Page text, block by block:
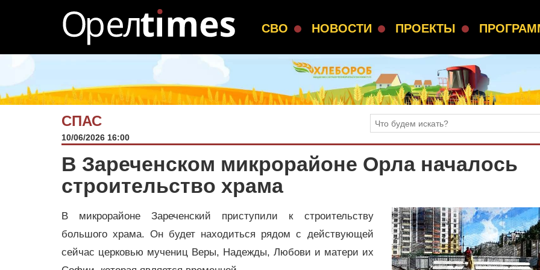
СВО НОВОСТИ ПРОЕКТЫ
СПАС
10/06/2026 16:00
В Зареченском микрорайоне Орла началось
строительство храма
В микрорайоне Зареченский приступили к строительству
большого храма. Он будет находиться рядом с действующей
сейчас церковью мучениц Веры, Надежды, Любови и матери их